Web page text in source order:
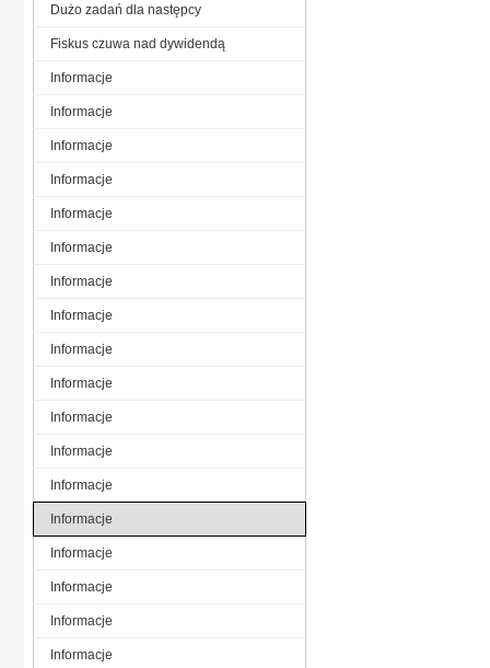
Dużo zadań dla następcy
Fiskus czuwa nad dywidendą
Informacje
Informacje
Informacje
Informacje
Informacje
Informacje
Informacje
Informacje
Informacje
Informacje
Informacje
Informacje
Informacje
Informacje
Informacje
Informacje
Informacje
Informacje